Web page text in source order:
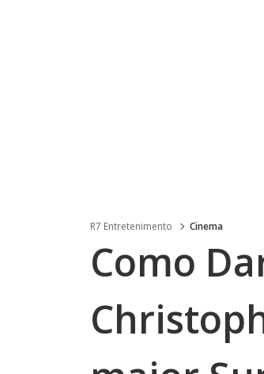
R7 Entretenimento Cinema
Como